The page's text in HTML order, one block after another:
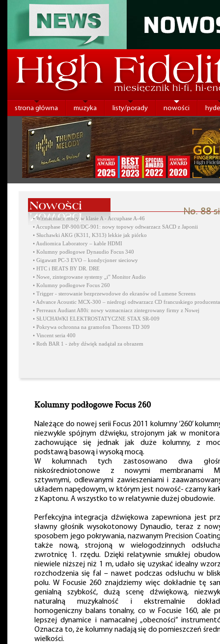
strona główna muzyka listy/porady nowości
No. 88
•Wzmacniacz mocy w klasie A - Accuphase A-46
• Accuphase DP-900/DC-901: nowy topowy odtwarzacz SACD z Japonii
• Słuchawki AKG (K311, K313) lekkie jak piórko
• Audiomica Laboratory – kable HDMI
• Kolumny podłogowe Dynaudio Focus 340
• Gigawatt PC-3 EVO – kondycjoner sieciowy
• HTC i BEATS BY DR. DRE
• Nowe, zintegrowane systemy „i” Monitor Audio
• Kolumny podłogowe Focus 260
• Trigger - sterowanie bezprzewodowe do ekranów od Lumene Screens
• Advance Acoustic MCX-300 – niedrogi odtwarzacz CD francuskiego producenta
• Perreaux Audiant A80i: nowy wzmacniacz zintegrowany firmy z Nowej
• SŁUCHAWKI ELEKTROSTATYCZNE STAX SR-009
• Pokrywa ochronna na gramofon Thorens TD 309
• Vincent seria 400
• Roth BAR 1 - żeby dźwięk nadążał za obrazem
Kolumny podłogowe Focus 260
Należące do nowej serii Focus 2011 kolumny ‘260’
niezwykle spójnym dźwięku, strojonym jak w
zachowujące się jednak jak duże kolumny, z
podstawą basową i wysoką mocą.
W kolumnach tych zastosowano dwa
niskośredniotonowe z nowymi membranami
sztywnymi, odlewanymi zawieszeniami i
układem napędowym, w którym jest nowość- czarny
z Kaptonu. A wszystko to w relatywnie dużej obudowie.
Perfekcyjna integracja dźwiękowa zapewniona jest
sławny głośnik wysokotonowy Dynaudio, teraz z
sposobem jego pokrywania, nazwanym Precision
także nową, strojoną w wielogodzinnych
zwrotnicę 1. rzędu. Dzięki relatywnie smukłej
niewiele niższej niż 1 m, udało się uzyskać idealny
rozchodzenia się fal – nawet podczas odsłuchu w
polu. W Focusie 260 znajdziemy więc dokładnie tę
genialną szybkość, dużą scenę dźwiękową,
naturalną muzykalność i ekstremalnie
homogeniczny balans tonalny, co w Focusie 160, ale
lepszej dynamice i namacalnej „obecności”
Oznacza to, że kolumny nadają się do pomieszczeń
wielkości.